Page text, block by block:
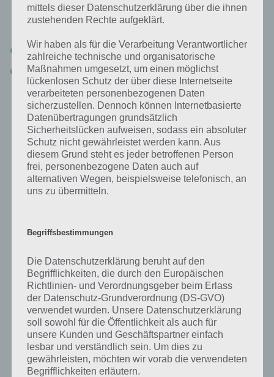
Hier eine Übersicht über die Lösung zu Pet Rescue Saga. Wie bereits
erwähnt haben wir das ganze zu je 100 Level einsortiert:
Pet Rescue Saga Lösung Level 1 bis 100
Pet Rescue Saga Lösung Level 101 bis 200
Solltest du trotz Lösung in einem Level von Pet Rescue Saga nicht
weiterkommen, dann melde dich einfach in den Kommentaren. Wir
bzw. andere User werden dir dann entsprechend helfen. Dabei sei
auch gesagt, dass Entwickler King.com einige Level extra schwer
gemacht hat, damit man zu den In App Käufen greifen soll. Dies ist in
der Regel aber nicht notwenig, auch wenn man damit natürlich
schneller in Pet Rescue Saga weiterkommt. Aber bevor du das
machst, schaue dir die entsprechende Level Lösung bei Pet Rescue
Download der Spiele App Pet Rescue Saga
Solltest du die App Pet Rescue Saga noch nicht gespielt haben, so
haben wir natürlich die Links zum Download der App für euch parat.
Im Google Play Store steht die Spiele App Pet Rescue Saga kostenlos
zum Download bereit. Dabei wird mindestens Android 2.2 benötigt.
Bereits nach wenigen Tagen erreicht die App Pet Rescue Saga mehr
als 1 Million Downloads weltweit. Dabei ist auch Pet Rescue Saga ein
Riesenerfolg, was auch bei der Bewertung zu sehen ist, wo Pet
Rescue Saga 4,4 Sterne erhält bei knapp 10.000 Bewertungen. Hier
gehts zum Download von Pet Rescue Saga im Google Play Store:
mittels dieser Datenschutzerklärung über die ihnen
zustehenden Rechte aufgeklärt.
Wir haben als für die Verarbeitung Verantwortlicher
zahlreiche technische und organisatorische
Maßnahmen umgesetzt, um einen möglichst
lückenlosen Schutz der über diese Internetseite
verarbeiteten personenbezogenen Daten
sicherzustellen. Dennoch können Internetbasierte
Datenübertragungen grundsätzlich
Sicherheitslücken aufweisen, sodass ein absoluter
Schutz nicht gewährleistet werden kann. Aus
diesem Grund steht es jeder betroffenen Person
frei, personenbezogene Daten auch auf
alternativen Wegen, beispielsweise telefonisch, an
uns zu übermitteln.
Begriffsbestimmungen
Die Datenschutzerklärung beruht auf den
Begrifflichkeiten, die durch den Europäischen
Richtlinien- und Verordnungsgeber beim Erlass
der Datenschutz-Grundverordnung (DS-GVO)
verwendet wurden. Unsere Datenschutzerklärung
soll sowohl für die Öffentlichkeit als auch für
unsere Kunden und Geschäftspartner einfach
lesbar und verständlich sein. Um dies zu
gewährleisten, möchten wir vorab die verwendeten
Begrifflichkeiten erläutern.